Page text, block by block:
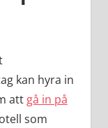
kan hyra in
att gå in på
som